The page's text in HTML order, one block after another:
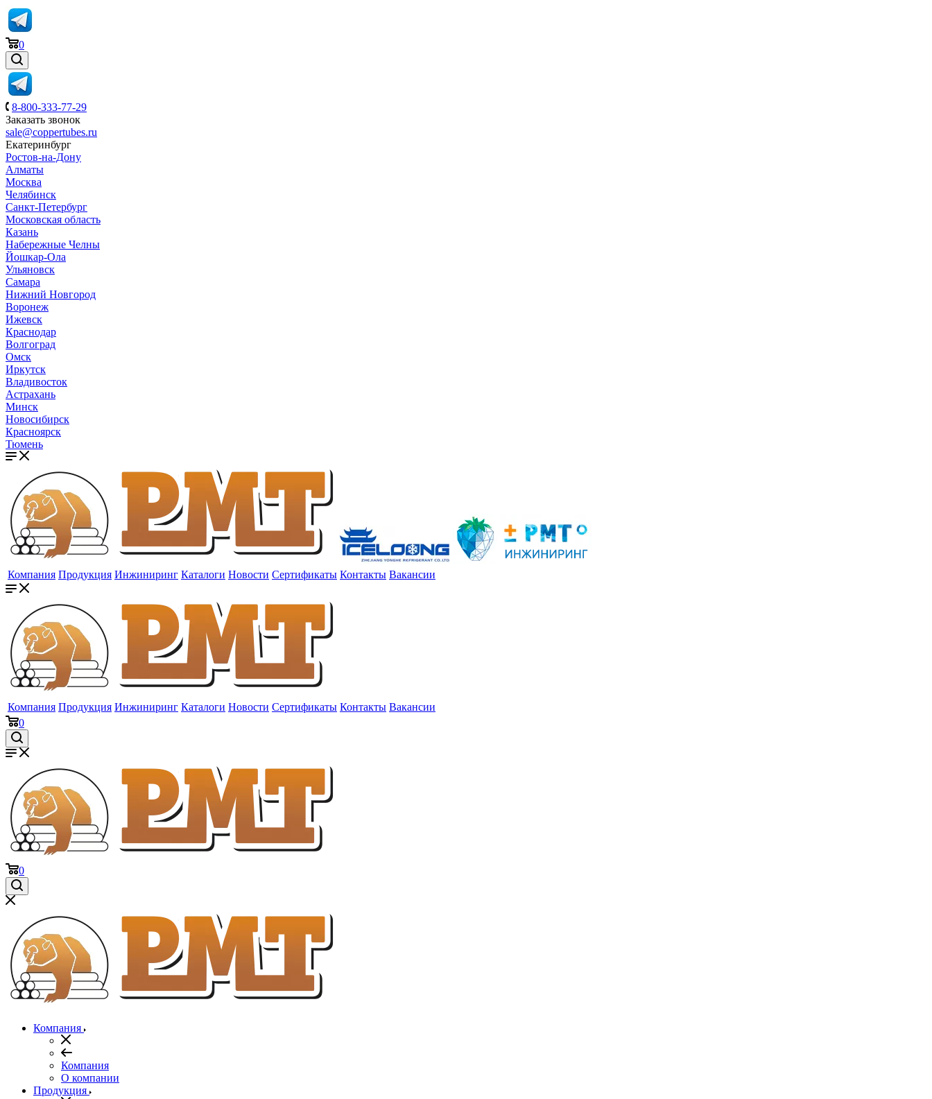
0
8-800-333-77-29
Заказать звонок
sale@coppertubes.ru
Екатеринбург
Ростов-на-Дону
Алматы
Москва
Челябинск
Санкт-Петербург
Московская область
Казань
Набережные Челны
Йошкар-Ола
Ульяновск
Самара
Нижний Новгород
Воронеж
Ижевск
Краснодар
Волгоград
Омск
Иркутск
Владивосток
Астрахань
Минск
Новосибирск
Красноярск
Тюмень
Компания Продукция Инжиниринг Каталоги Новости Сертификаты Контакты Вакансии
Компания Продукция Инжиниринг Каталоги Новости Сертификаты Контакты Вакансии
0
0
Компания
Компания
О компании
Продукция